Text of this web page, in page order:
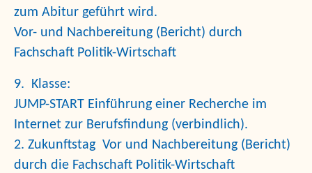
zum Abitur geführt wird.
Vor- und Nachbereitung (Bericht) durch
Fachschaft Politik-Wirtschaft
9. Klasse:
JUMP-START Einführung einer Recherche im
Internet zur Berufsfindung (verbindlich).
2. Zukunftstag Vor und Nachbereitung (Bericht)
durch die Fachschaft Politik-Wirtschaft